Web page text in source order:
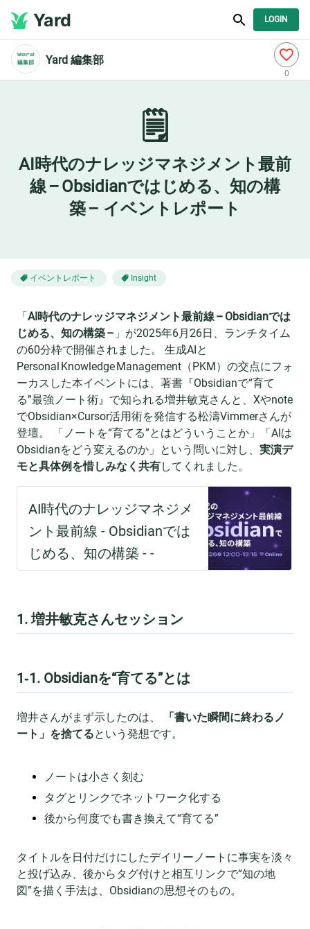
Yard LOGIN
Yard 編集部
0
🗒️
AI時代のナレッジマネジメント最前
線 – Obsidianではじめる、知の構
築 – イベントレポート
イベントレポート Insight
「AI時代のナレッジマネジメント最前線 – Obsidianでは
じめる、知の構築 – 」が2025年6月26日、ランチタイム
の60分枠で開催されました。 生成AIと
Personal Knowledge Management（PKM）の交点にフォ
ーカスした本イベントには、著書『Obsidianで“育て
る”最強ノート術』で知られる増井敏克さんと、Xやnote
でObsidian×Cursor活用術を発信する松濤Vimmerさんが
登壇。 「ノートを“育てる”とはどういうことか」「AIは
Obsidianをどう変えるのか」という問いに対し、 実演デ
モと具体例を惜しみなく共有してくれました。
1. 増井敏克さんセッション
1‑1. Obsidianを“育てる”とは
増井さんがまず示したのは、
「書いた瞬間に終わるノ
ート」を捨てるという発想です。
ノートは小さく刻む
タグとリンクでネットワーク化する
後から何度でも書き換えて“育てる”
タイトルを日付だけにしたデイリーノートに事実を淡々
と投げ込み、後からタグ付けと相互リンクで“知の地
図”を描く手法は、Obsidianの思想そのもの。